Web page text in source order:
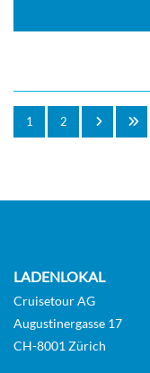
1 2
LADENLOKAL
Cruisetour AG
Augustinergasse 17
CH-8001 Zürich